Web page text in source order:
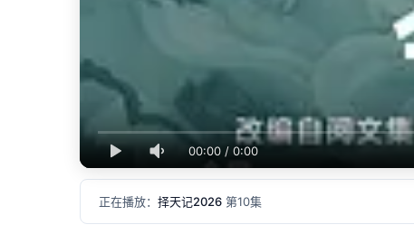
00:00 / 0:00
正在播放： 择天记2026 第10集